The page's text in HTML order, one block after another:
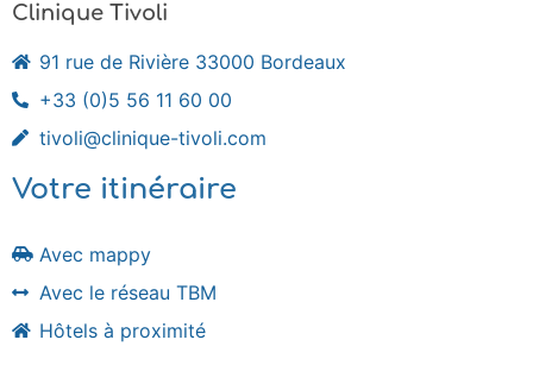
Clinique Tivoli
91 rue de Rivière 33000 Bordeaux
+33 (0)5 56 11 60 00
tivoli@clinique-tivoli.com
Votre itinéraire
Avec mappy
Avec le réseau TBM
Hôtels à proximité